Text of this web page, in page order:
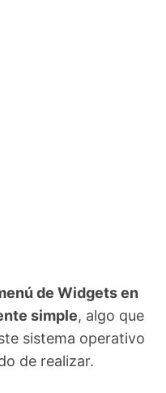
de Widgets en
simple, algo que
sistema operativo
de realizar.